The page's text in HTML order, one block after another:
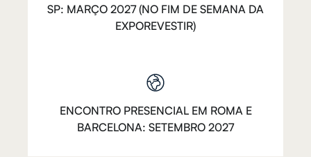
SP: MARÇO 2027 (NO FIM DE SEMANA DA
EXPOREVESTIR)
ENCONTRO PRESENCIAL EM ROMA E
BARCELONA: SETEMBRO 2027